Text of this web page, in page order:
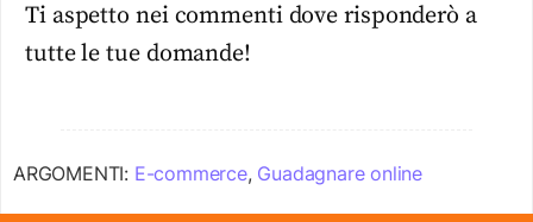
Ti aspetto nei commenti dove risponderò a
tutte le tue domande!
ARGOMENTI: E-commerce, Guadagnare online